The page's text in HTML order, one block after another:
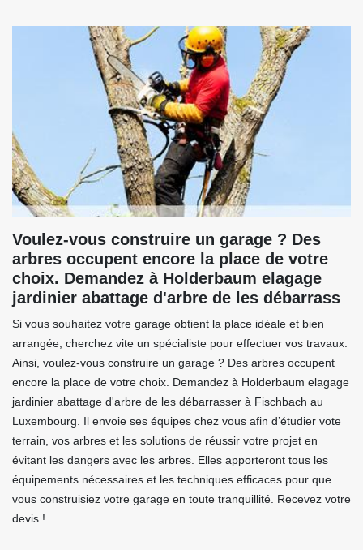
Voulez-vous construire un garage ? Des
arbres occupent encore la place de votre
choix. Demandez à Holderbaum elagage
jardinier abattage d'arbre de les débarrass
Si vous souhaitez votre garage obtient la place idéale et bien
arrangée, cherchez vite un spécialiste pour effectuer vos travaux.
Ainsi, voulez-vous construire un garage ? Des arbres occupent
encore la place de votre choix. Demandez à Holderbaum elagage
jardinier abattage d'arbre de les débarrasser à Fischbach au
Luxembourg. Il envoie ses équipes chez vous afin d’étudier vote
terrain, vos arbres et les solutions de réussir votre projet en
évitant les dangers avec les arbres. Elles apporteront tous les
équipements nécessaires et les techniques efficaces pour que
vous construisiez votre garage en toute tranquillité. Recevez votre
devis !